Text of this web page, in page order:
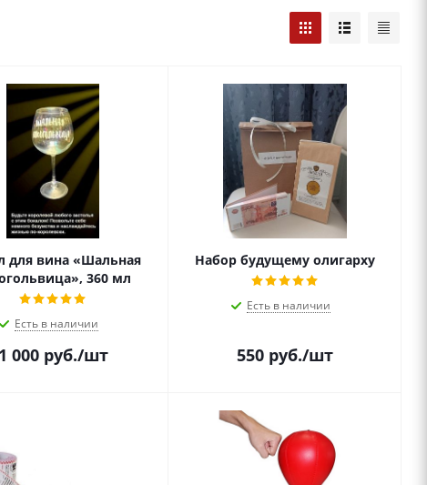
для вина «Шальная
360 мл
Есть в наличии
1 000руб./шт
Набор будущему олигарху
Есть в наличии
550 руб./шт